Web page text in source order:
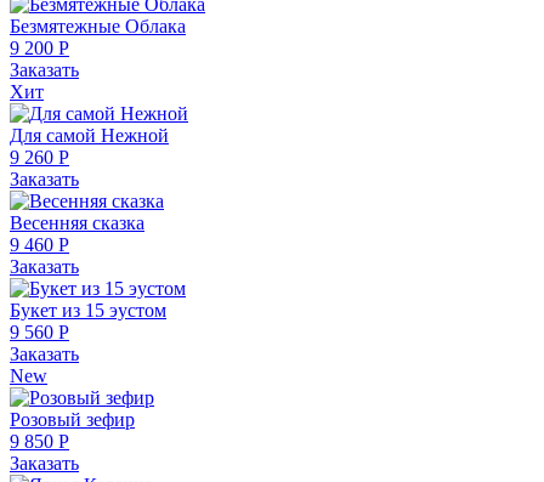
Безмятежные Облака
9 200 Р
Заказать
Хит
Для самой Нежной
9 260 Р
Заказать
Весенняя сказка
9 460 Р
Заказать
Букет из 15 эустом
9 560 Р
Заказать
New
Розовый зефир
9 850 Р
Заказать